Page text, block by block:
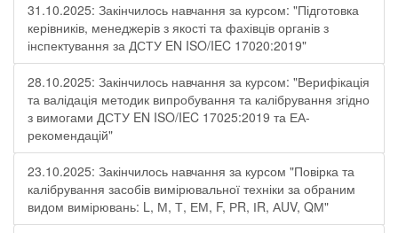
31.10.2025: Закінчилось навчання за курсом: "Підготовка
керівників, менеджерів з якості та фахівців органів з
інспектування за ДСТУ EN ISO/IEC 17020:2019"
28.10.2025: Закінчилось навчання за курсом: "Верифікація
та валідація методик випробування та калібрування згідно
з вимогами ДСТУ EN ISO/IEC 17025:2019 та ЕА-
рекомендацій"
23.10.2025: Закінчилось навчання за курсом "Повірка та
калібрування засобів вимірювальної техніки за обраним
видом вимірювань: L, М, Т, ЕМ, F, РR, ІR, АUV, QМ"